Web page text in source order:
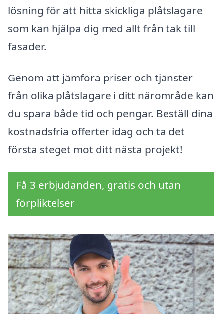
lösning för att hitta skickliga plåtslagare
som kan hjälpa dig med allt från tak till
fasader.
Genom att jämföra priser och tjänster
från olika plåtslagare i ditt närområde kan
du spara både tid och pengar. Beställ dina
kostnadsfria offerter idag och ta det
första steget mot ditt nästa projekt!
Få 3 erbjudanden, gratis och utan
förpliktelser